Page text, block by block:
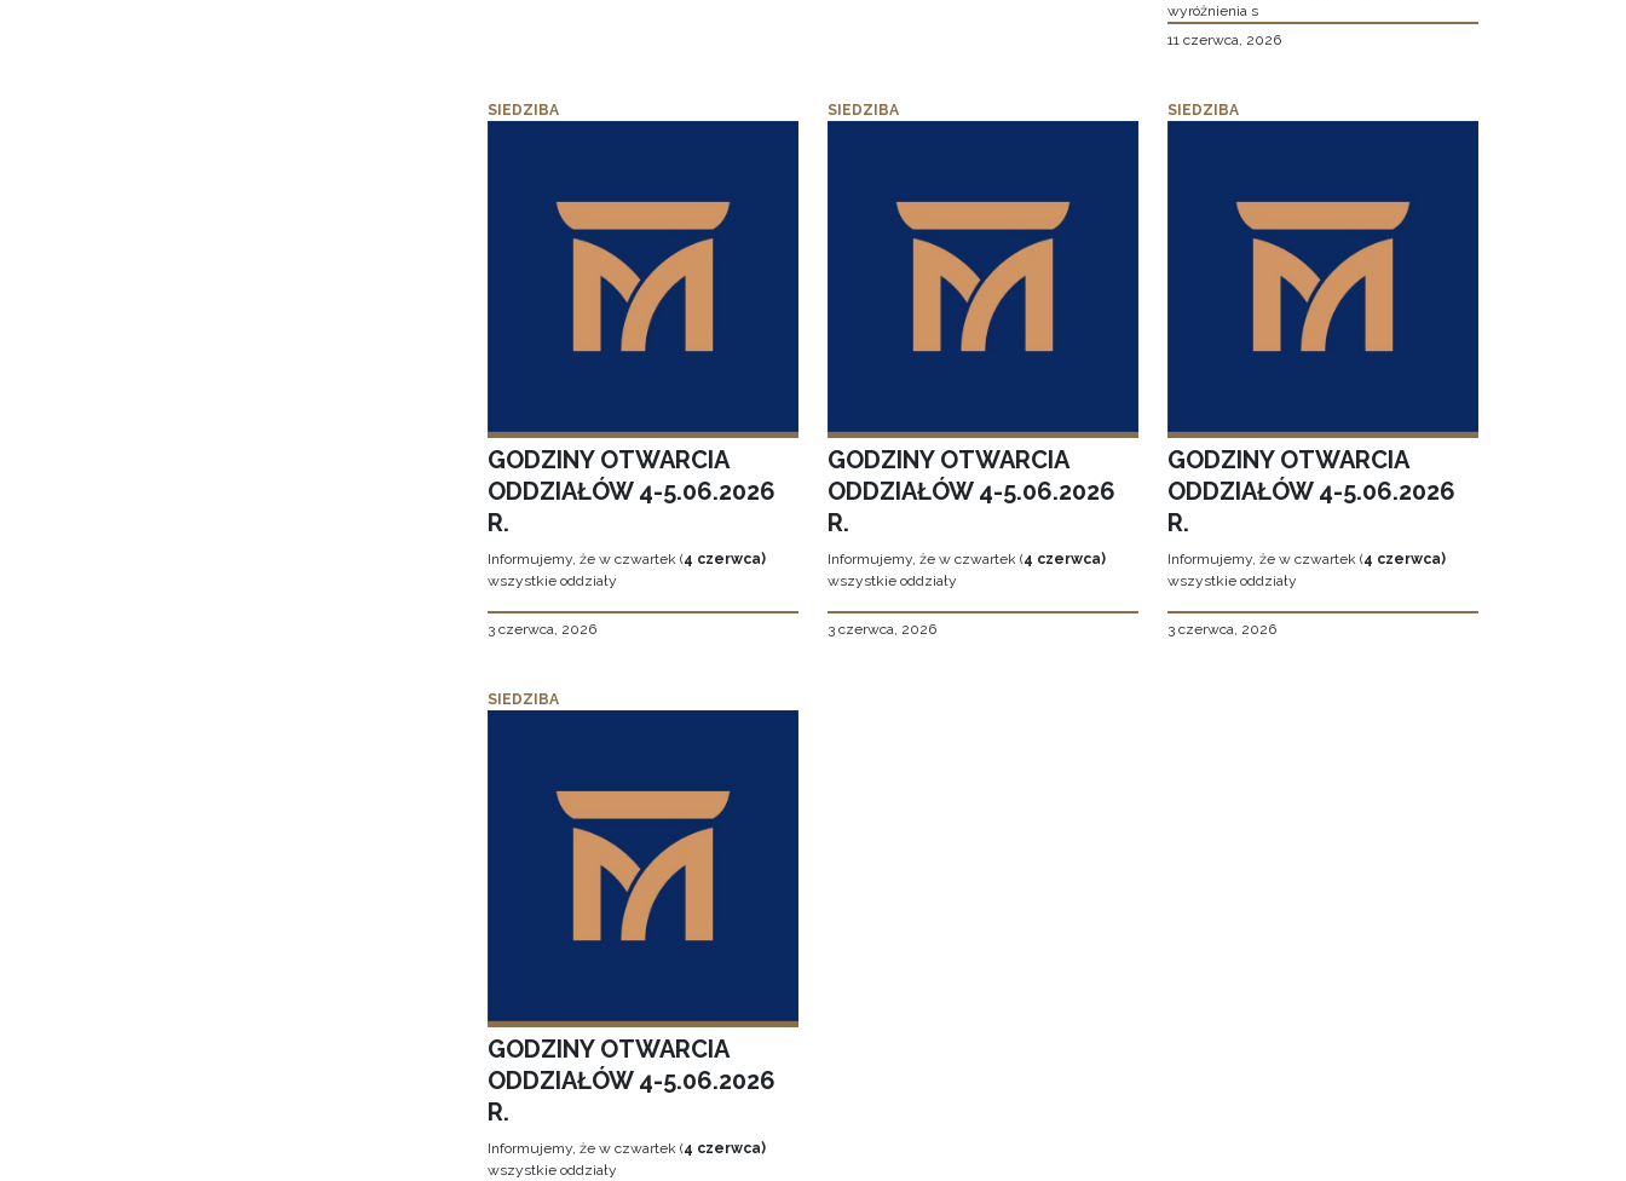
wyróżnienia s
11 czerwca, 2026
SIEDZIBA
GODZINY OTWARCIA
ODDZIAŁÓW 4-5.06.2026
R.
Informujemy, że w czwartek (4 czerwca)
wszystkie oddziały
3 czerwca, 2026
SIEDZIBA
GODZINY OTWARCIA
ODDZIAŁÓW 4-5.06.2026
R.
Informujemy, że w czwartek (4 czerwca)
wszystkie oddziały
3 czerwca, 2026
SIEDZIBA
GODZINY OTWARCIA
ODDZIAŁÓW 4-5.06.2026
R.
Informujemy, że w czwartek (4 czerwca)
wszystkie oddziały
3 czerwca, 2026
SIEDZIBA
GODZINY OTWARCIA
ODDZIAŁÓW 4-5.06.2026
R.
Informujemy, że w czwartek (4 czerwca)
wszystkie oddziały